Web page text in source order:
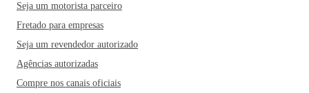
Seja um motorista parceiro
Fretado para empresas
Seja um revendedor autorizado
Agências autorizadas
Compre nos canais oficiais